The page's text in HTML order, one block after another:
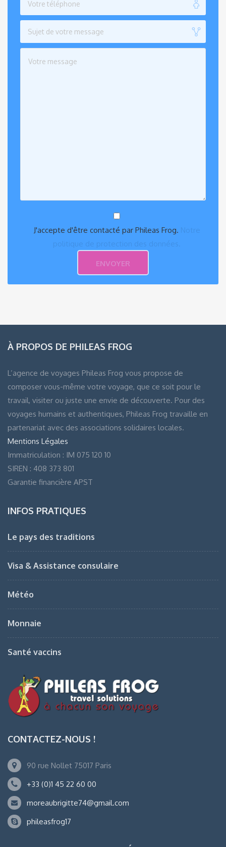
J'accepte d'être contacté par Phileas Frog. Notre
politique de protection des données.
À PROPOS DE PHILEAS FROG
L’agence de voyages Phileas Frog vous propose de
composer vous-même votre voyage, que ce soit pour le
travail, visiter ou juste une envie de découverte. Pour des
voyages humains et authentiques, Phileas Frog travaille en
partenariat avec des associations solidaires locales.
Mentions Légales
Immatriculation : IM 075 120 10
SIREN : 408 373 801
Garantie financière APST
INFOS PRATIQUES
Le pays des traditions
Visa & Assistance consulaire
Météo
Monnaie
Santé vaccins
CONTACTEZ-NOUS !
90 rue Nollet 75017 Paris
+33 (0)1 45 22 60 00
moreaubrigitte74@gmail.com
phileasfrog17